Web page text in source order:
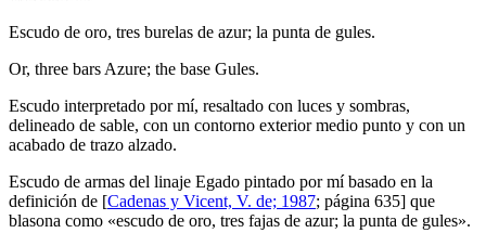
Escudo de oro, tres burelas de azur; la punta de gules.
Or, three bars Azure; the base Gules.
Escudo interpretado por mí, resaltado con luces y sombras,
delineado de sable, con un contorno exterior medio punto y con un
acabado de trazo alzado.
Escudo de armas del linaje Egado pintado por mí basado en la
definición de [Cadenas y Vicent, V. de; 1987; página 635] que
blasona como «escudo de oro, tres fajas de azur; la punta de gules».